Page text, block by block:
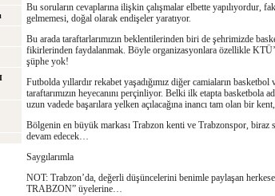
Bu soruların cevaplarına ilişkin çalışmalar elbette yapılıyordur,
gelmemesi, doğal olarak endişeler yaratıyor.
Bu arada taraftarlarımızın beklentilerinden biri de şehrimizde
fikirlerinden faydalanmak. Böyle organizasyonlara özellikle
şüphe yok!
Futbolda yıllardır rekabet yaşadığımız diğer camiaların basketbol
taraftarımızın heyecanını perçinliyor. Belki ilk etapta basketbola
uzun vadede başarılara yelken açılacağına inancı tam olan bir
Bölgenin en büyük markası Trabzon kenti ve Trabzonspor, biraz
devam edecek…
Saygılarımla
NOT: Trabzon’da, değerli düşüncelerini benimle paylaşan
TRABZON” üyelerine…